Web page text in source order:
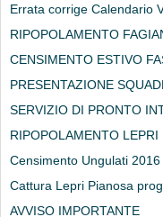
Errata corrige Calendario
RIPOPOLAMENTO
CENSIMENTO ESTIVO
PRESENTAZIONE
SERVIZIO DI PRONTO
RIPOPOLAMENTO LEPRI
Censimento Ungulati 2016
Cattura Lepri Pianosa
AVVISO IMPORTANTE